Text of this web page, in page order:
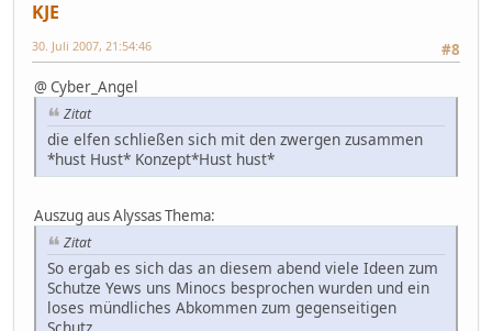
KJE
#8
30. Juli 2007, 21:54:46
@ Cyber_Angel
Zitat
die elfen schließen sich mit den zwergen zusammen
*hust Hust* Konzept*Hust hust*
Auszug aus Alyssas Thema:
Zitat
So ergab es sich das an diesem abend viele Ideen zum
Schutze Yews uns Minocs besprochen wurden und ein
loses mündliches Abkommen zum gegenseitigen